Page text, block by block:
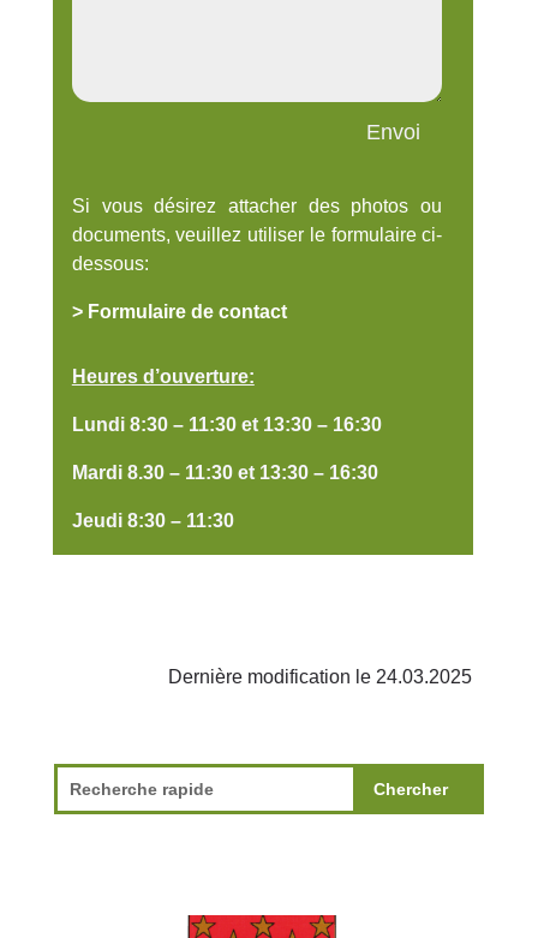
Envoi
Si vous désirez attacher des photos ou
documents, veuillez utiliser le formulaire ci-
dessous:
> Formulaire de contact
Heures d’ouverture:
Lundi 8:30 – 11:30 et 13:30 – 16:30
Mardi 8.30 – 11:30 et 13:30 – 16:30
Jeudi 8:30 – 11:30
Dernière modification le 24.03.2025